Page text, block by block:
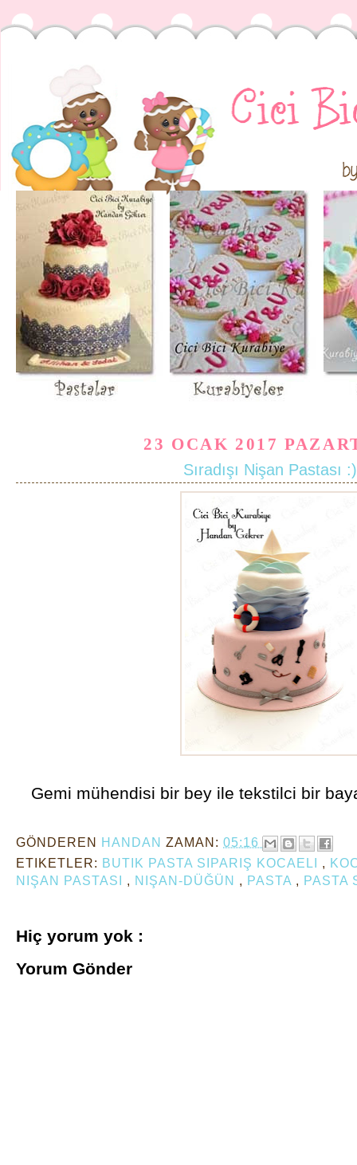
23 OCAK 2017
Sıradışı Nişan Pastası :)
Gemi mühendisi bir bey ile tekstilci bir
GÖNDEREN HANDAN ZAMAN: 05:16
ETIKETLER: BUTIK PASTA SIPARIŞ KOCAELI ,
NIŞAN PASTASI , NIŞAN-DÜĞÜN , PASTA , PASTA
Hiç yorum yok :
Yorum Gönder